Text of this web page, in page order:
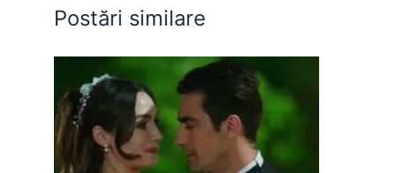
k
er
Postări similare